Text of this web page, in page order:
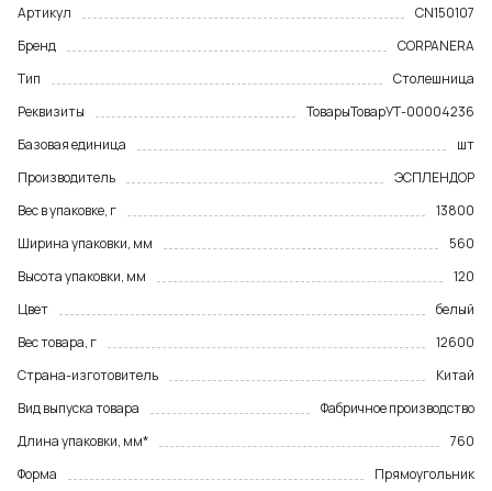
Артикул
CN150107
Бренд
CORPANERA
Тип
Столешница
Реквизиты
ТоварыТоварУТ-00004236
Базовая единица
шт
Производитель
ЭСПЛЕНДОР
Вес в упаковке, г
13800
Ширина упаковки, мм
560
Высота упаковки, мм
120
Цвет
белый
Вес товара, г
12600
Страна-изготовитель
Китай
Вид выпуска товара
Фабричное производство
Длина упаковки, мм*
760
Форма
Прямоугольник